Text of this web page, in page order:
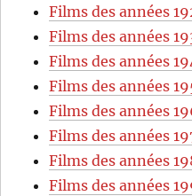
Films des années
Films des années
Films des années
Films des années
Films des années
Films des années
Films des années
Films des années